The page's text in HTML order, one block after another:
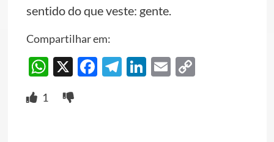
sentido do que veste: gente.
Compartilhar em:
WhatsApp
X Facebook
Telegram
LinkedIn
EmailCopy
1